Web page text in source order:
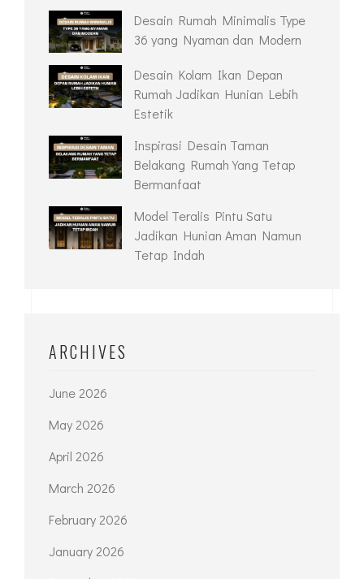
Desain Rumah Minimalis Type
36 yang Nyaman dan Modern
Desain Kolam Ikan Depan
Rumah Jadikan Hunian Lebih
Estetik
Inspirasi Desain Taman
Belakang Rumah Yang Tetap
Bermanfaat
Model Teralis Pintu Satu
Jadikan Hunian Aman Namun
Tetap Indah
ARCHIVES
June 2026
May 2026
April 2026
March 2026
February 2026
January 2026